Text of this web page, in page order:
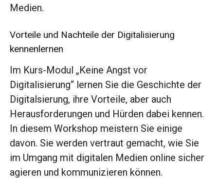
Medien.
Vorteile und Nachteile der Digitalisierung
kennenlernen
Im Kurs-Modul „Keine Angst vor
Digitalisierung“ lernen Sie die Geschichte der
Digitalsierung, ihre Vorteile, aber auch
Herausforderungen und Hürden dabei kennen.
In diesem Workshop meistern Sie einige
davon. Sie werden vertraut gemacht, wie Sie
im Umgang mit digitalen Medien online sicher
agieren und kommunizieren können.